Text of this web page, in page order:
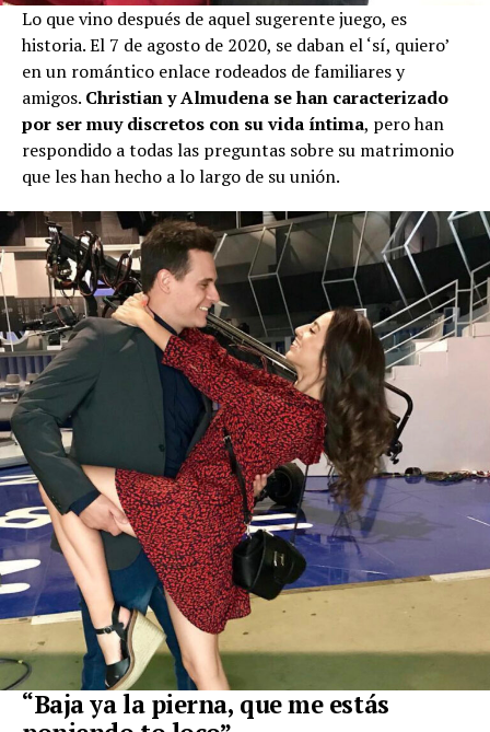
Lo que vino después de aquel sugerente juego, es
historia. El 7 de agosto de 2020, se daban el ‘sí, quiero’
en un romántico enlace rodeados de familiares y
amigos. Christian y Almudena se han caracterizado
por ser muy discretos con su vida íntima, pero han
respondido a todas las preguntas sobre su matrimonio
que les han hecho a lo largo de su unión.
“Baja ya la pierna, que me estás